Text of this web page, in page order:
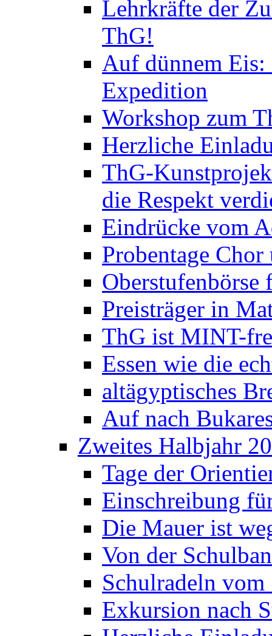
Lehrkräfte der
ThG!
Auf dünnem
Expedition
Workshop zum
Herzliche
ThG-
die Respekt
Eindrücke vom
Probentage
Preisträger in
ThG ist MINT-
Essen wie die
altägyptisches
Auf nach
Zweites Halbjahr
Tage der
Einschreibung
Die Mauer ist
Von der
Schulradeln
Exkursion nach